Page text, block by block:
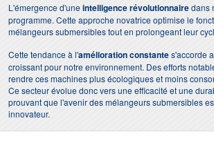
L'émergence d'uneintelligence révolutionnairedans
programme. Cette approche novatrice optimise le
mélangeurs submersibles tout en prolongeant leur
Cette tendance à l'amélioration constantes'accorde
croissant pour notre environnement. Des efforts
rendre ces machines plus écologiques et moins
Ce secteur évolue donc vers une efficacité et une
prouvant que l'avenir des mélangeurs submersibles
innovateur.